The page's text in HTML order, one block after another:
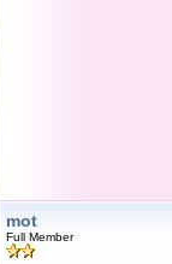
mot
Full Member